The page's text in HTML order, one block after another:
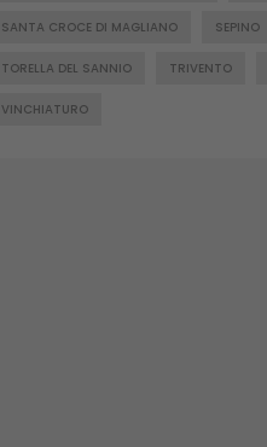
SANTA CROCE DI MAGLIANO SEPINO
TORELLA DEL SANNIO TRIVENTO
VINCHIATURO